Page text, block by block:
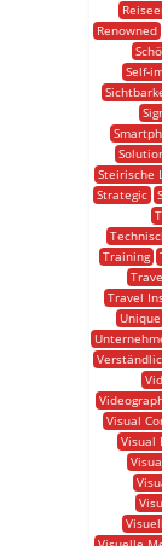
Renowned
Self-
Steirische
Strategic
Training
Travel
Unique
Visual
Visual